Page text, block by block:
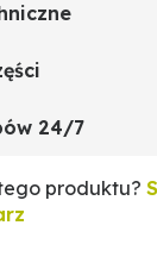
24/7
produktu?